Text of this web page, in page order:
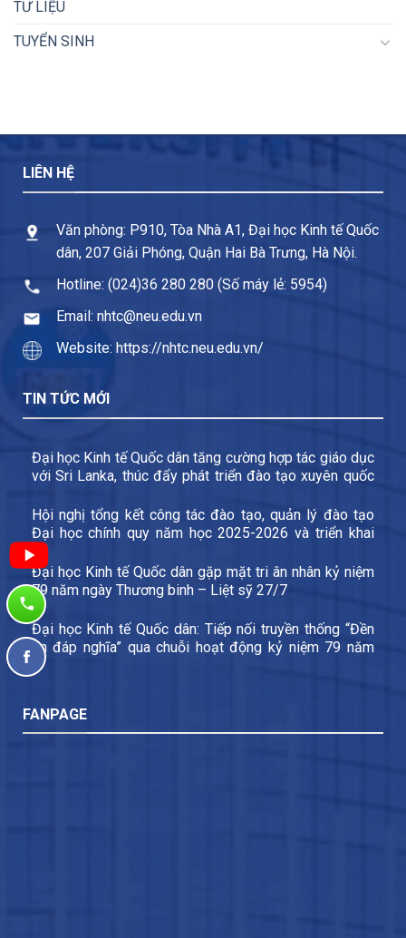
TƯ LIỆU
TUYỂN SINH
LIÊN HỆ
Văn phòng: P910, Tòa Nhà A1, Đại học Kinh tế Quốc
dân, 207 Giải Phóng, Quận Hai Bà Trưng, Hà Nội.
Hotline: (024)36 280 280 (Số máy lẻ: 5954)
Email: nhtc@neu.edu.vn
Website: https://nhtc.neu.edu.vn/
TIN TỨC MỚI
Đại học Kinh tế Quốc dân tăng cường hợp tác giáo dục
với Sri Lanka, thúc đẩy phát triển đào tạo xuyên quốc
Hội nghị tổng kết công tác đào tạo, quản lý đào tạo
Đại học chính quy năm học 2025-2026 và triển khai
các nhiệm vụ trọng tâm năm học 2026-2027
Đại học Kinh tế Quốc dân gặp mặt tri ân nhân kỷ niệm
79 năm ngày Thương binh – Liệt sỹ 27/7
Đại học Kinh tế Quốc dân: Tiếp nối truyền thống “Đền
ơn đáp nghĩa” qua chuỗi hoạt động kỷ niệm 79 năm
Ngày Thương binh – Liệt sĩ
FANPAGE